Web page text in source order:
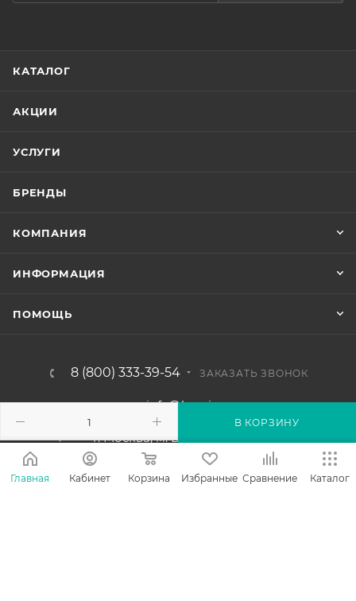
В КОРЗИНУ
КАТАЛОГ
АКЦИИ
УСЛУГИ
БРЕНДЫ
КОМПАНИЯ
ИНФОРМАЦИЯ
ПОМОЩЬ
8 (800) 333-39-54 ЗАКАЗАТЬ ЗВОНОК
info@karniz.ru
г. Москва, м. Ботанический сад,
МЦК Ботанический сад, проезд
Серебрякова, д.2 корп.1 офис 34А,
8 этаж
Главная Кабинет Корзина Избранные Сравнение Каталог